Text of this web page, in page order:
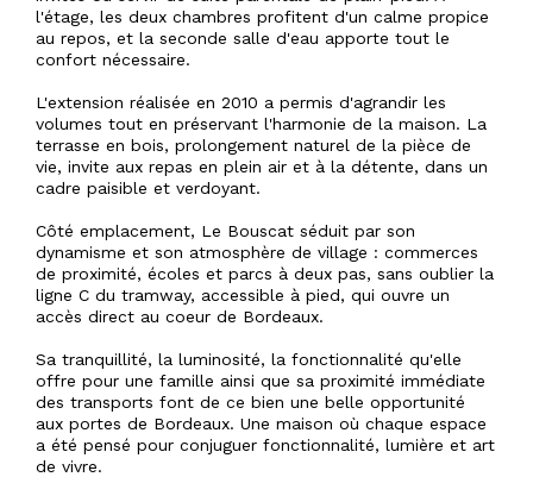
l'étage, les deux chambres profitent d'un calme propice
au repos, et la seconde salle d'eau apporte tout le
confort nécessaire.
L'extension réalisée en 2010 a permis d'agrandir les
volumes tout en préservant l'harmonie de la maison. La
terrasse en bois, prolongement naturel de la pièce de
vie, invite aux repas en plein air et à la détente, dans un
cadre paisible et verdoyant.
Côté emplacement, Le Bouscat séduit par son
dynamisme et son atmosphère de village : commerces
de proximité, écoles et parcs à deux pas, sans oublier la
ligne C du tramway, accessible à pied, qui ouvre un
accès direct au coeur de Bordeaux.
Sa tranquillité, la luminosité, la fonctionnalité qu'elle
offre pour une famille ainsi que sa proximité immédiate
des transports font de ce bien une belle opportunité
aux portes de Bordeaux. Une maison où chaque espace
a été pensé pour conjuguer fonctionnalité, lumière et art
de vivre.